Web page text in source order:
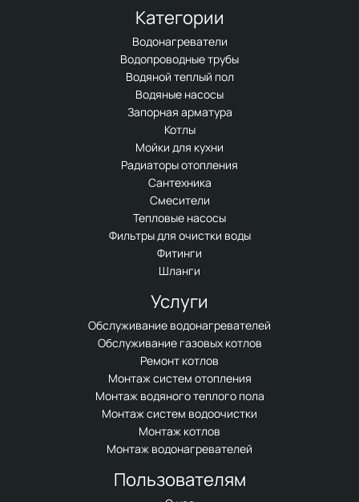
Категории
Водонагреватели
Водопроводные трубы
Водяной теплый пол
Водяные насосы
Запорная арматура
Котлы
Мойки для кухни
Радиаторы отопления
Сантехника
Смесители
Тепловые насосы
Фильтры для очистки воды
Фитинги
Шланги
Услуги
Обслуживание водонагревателей
Обслуживание газовых котлов
Ремонт котлов
Монтаж систем отопления
Монтаж водяного теплого пола
Монтаж систем водоочистки
Монтаж котлов
Монтаж водонагревателей
Пользователям